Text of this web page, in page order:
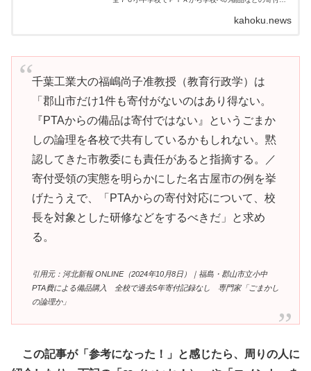
kahoku.news
千葉工業大の福嶋尚子准教授（教育行政学）は
「郡山市だけ1件も寄付がないのはあり得ない。
『PTAからの備品は寄付ではない』というごまか
しの論理を各校で共有しているかもしれない。黙
認してきた市教委にも責任があると指摘する。／
寄付受領の実態を明らかにした名古屋市の例を挙
げたうえで、「PTAからの寄付対応について、校
長を対象とした研修などをするべきだ」と求め
る。
引用元：河北新報 ONLINE（2024年10月8日）｜福島・郡山市立小中
PTA費による備品購入 全校で過去5年寄付記録なし 専門家「ごまかし
の論理か」
この記事が「参考になった！」と感じたら、周りの人に